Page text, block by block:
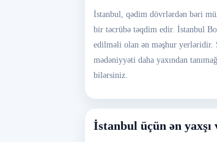
İstanbul, qədim dövrlərdən bəri
bir təcrübə təqdim edir. İstanbul
edilməli olan ən məşhur yerləridir.
mədəniyyəti daha yaxından
bilərsiniz.
İstanbul üçün ən yaxşı